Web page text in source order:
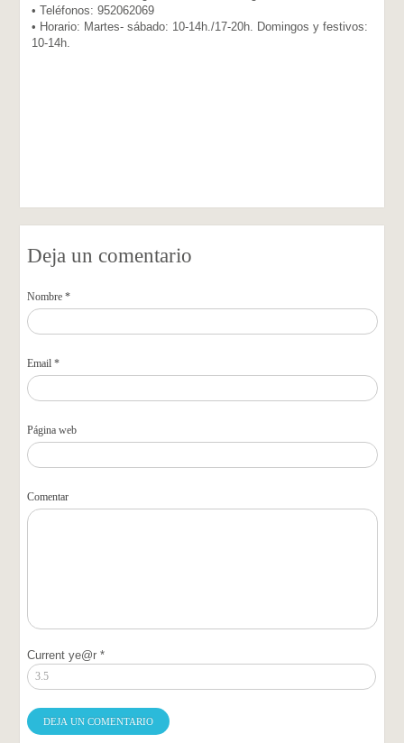
• Teléfonos: 952062069
• Horario: Martes- sábado: 10-14h./17-20h. Domingos y festivos:
10-14h.
Deja un comentario
Nombre *
Email *
Página web
Comentar
Current ye@r*